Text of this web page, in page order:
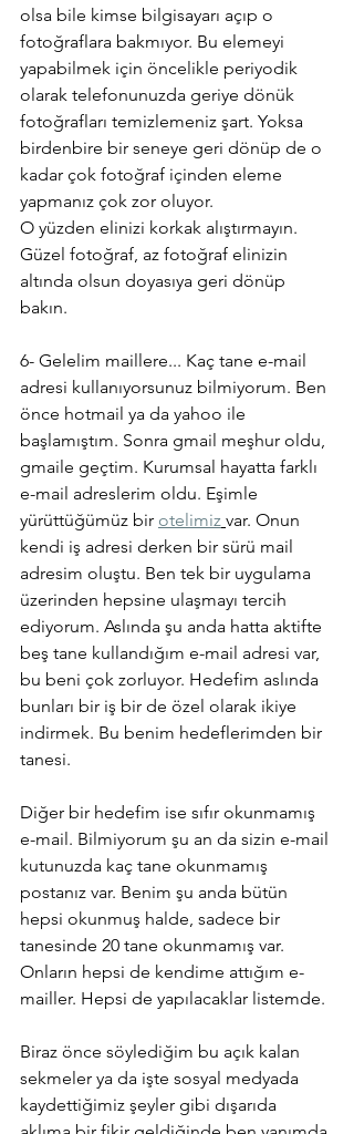
olsa bile kimse bilgisayarı açıp o
fotoğraflara bakmıyor. Bu elemeyi
yapabilmek için öncelikle periyodik
olarak telefonunuzda geriye dönük
fotoğrafları temizlemeniz şart. Yoksa
birdenbire bir seneye geri dönüp de o
kadar çok fotoğraf içinden eleme
yapmanız çok zor oluyor.
O yüzden elinizi korkak alıştırmayın.
Güzel fotoğraf, az fotoğraf elinizin
altında olsun doyasıya geri dönüp
bakın.
6- Gelelim maillere... Kaç tane e-mail
adresi kullanıyorsunuz bilmiyorum. Ben
önce hotmail ya da yahoo ile
başlamıştım. Sonra gmail meşhur oldu,
gmaile geçtim. Kurumsal hayatta farklı
e-mail adreslerim oldu. Eşimle
yürüttüğümüz bir otelimiz var. Onun
kendi iş adresi derken bir sürü mail
adresim oluştu. Ben tek bir uygulama
üzerinden hepsine ulaşmayı tercih
ediyorum. Aslında şu anda hatta aktifte
beş tane kullandığım e-mail adresi var,
bu beni çok zorluyor. Hedefim aslında
bunları bir iş bir de özel olarak ikiye
indirmek. Bu benim hedeflerimden bir
tanesi.
Diğer bir hedefim ise sıfır okunmamış
e-mail. Bilmiyorum şu an da sizin e-mail
kutunuzda kaç tane okunmamış
postanız var. Benim şu anda bütün
hepsi okunmuş halde, sadece bir
tanesinde 20 tane okunmamış var.
Onların hepsi de kendime attığım e-
mailler. Hepsi de yapılacaklar listemde.
Biraz önce söylediğim bu açık kalan
sekmeler ya da işte sosyal medyada
kaydettiğimiz şeyler gibi dışarıda